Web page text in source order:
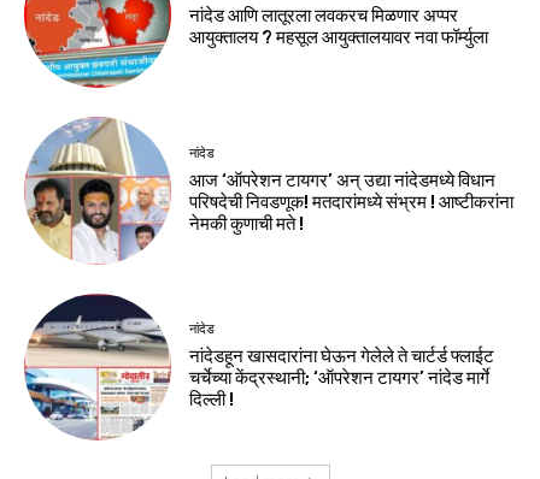
नांदेड आणि लातूरला लवकरच मिळणार अप्पर
आयुक्तालय ? महसूल आयुक्तालयावर नवा फॉर्म्युला
नांदेड
आज ‘ऑपरेशन टायगर’ अन् उद्या नांदेडमध्ये विधान
परिषदेची निवडणूक! मतदारांमध्ये संभ्रम ! आष्टीकरांना
नेमकी कुणाची मते !
नांदेड
नांदेडहून खासदारांना घेऊन गेलेले ते चार्टर्ड फ्लाईट
चर्चेच्या केंद्रस्थानी; ‘ऑपरेशन टायगर’ नांदेड मार्गे
दिल्ली !